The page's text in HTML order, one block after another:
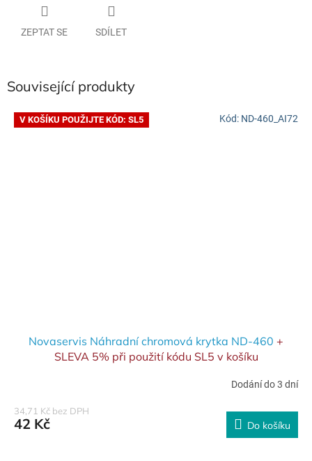
ZEPTAT SE SDÍLET
Související produkty
V KOŠÍKU POUŽIJTE KÓD: SL5
Novaservis Náhradní chromová krytka ND-460 +
SLEVA 5% při použití kódu SL5 v košíku
Dodání do 3 dní
34,71 Kč bez DPH
42 Kč Do košíku
Kód: ND-460_AI72